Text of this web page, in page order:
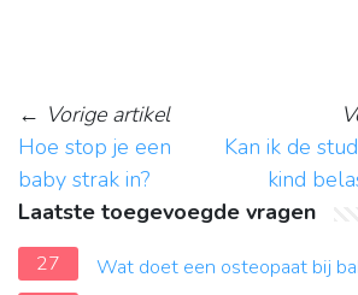
← Vorige artikel
Hoe stop je een
baby strak in?
Kan ik de
kind
Laatste toegevoegde vragen
27
Wat doet een osteopaat bij